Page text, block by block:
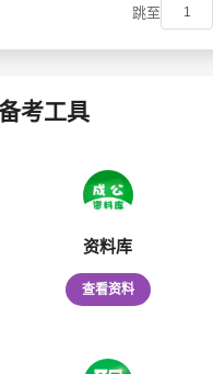
跳至
考工具
资料库
查看资料